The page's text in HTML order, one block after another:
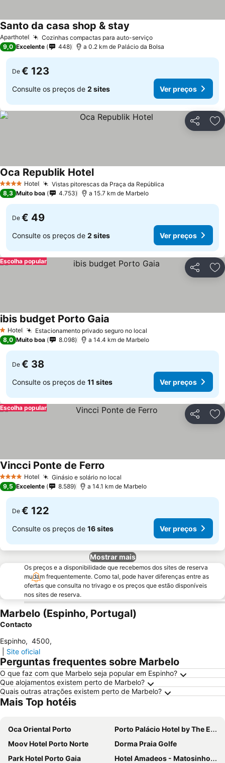
Aparthotel Cozinhas compactas para auto-serviço
Santo da casa shop & stay
9,0 Excelente 448 a 0.2 km de Palácio da Bolsa
De € 123
Consulte os preços de 2 sites Ver preços
Partilhar
4 EstrelasHotel Vistas pitorescas da Praça da República
Oca Republik Hotel
8,3 Muito boa 4.753 a 15.7 km de Marbelo
De € 49
Consulte os preços de 2 sites Ver preços
Partilhar
Escolha popular
1 Estrelas
Hotel Estacionamento privado seguro no local
ibis budget Porto Gaia
8,0 Muito boa 8.098 a 14.4 km de Marbelo
De € 38
Consulte os preços de 11 sites Ver preços
Partilhar
Escolha popular
4 EstrelasHotel Ginásio e solário no local
Vincci Ponte de Ferro
9,5 Excelente 8.589 a 14.1 km de Marbelo
De € 122
Consulte os preços de 16 sites Ver preços
Mostrar mais
Os preços e a disponibilidade que recebemos dos sites de reserva
mudam frequentemente. Como tal, pode haver diferenças entre as
ofertas que consulta no trivago e os preços que estão disponíveis
nos sites de reserva.
Marbelo (Espinho, Portugal)
Contacto
Espinho, 4500,
Site oficial
Perguntas frequentes sobre Marbelo
O que faz com que Marbelo seja popular em Espinho?
Que alojamentos existem perto de Marbelo?
Quais outras atrações existem perto de Marbelo?
Mais Top hotéis
Oca Oriental Porto
Porto Palácio Hotel by The Editory
Moov Hotel Porto Norte
Dorma Praia Golfe
Park Hotel Porto Gaia
Hotel Amadeos - Matosinhos - Porto